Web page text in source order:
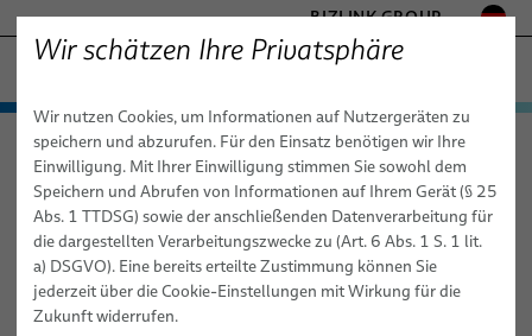
BIZLINK GROUP
− ENGINEERED SOLUTIONS
FABRIKAUTOMATION & MASCHINENBAU
MARINE
MOBILITÄT
HALBLEITERTECHNIK
TELECOM & NETWORKING
SILICONE CABLE SOLUTIONS
Produkte & Dienstleistungen
Medizinkabel
Kundenspezifische Kabelmeterware
Standard- & Spezial-Kupferkabel
Faser-Optik-Kabel
Kabelsysteme für Medizintechnik
Kabelbäume & -systeme
Kundenspezifische Medizinkabel
Medizintechnische Systeme
Medizinische Robotik
Dienstleistungen
Anwendungen
Diagnostische Bildgebung
Röntgen
Mammographie
Endoskopie
Inner Body
Vertriebsnetz
News
Über uns
Gesundheitswesen Suche
Suche
Wir schätzen Ihre Privatsphäre
Wir nutzen Cookies, um Informationen auf Nutzergeräten zu
speichern und abzurufen. Für den Einsatz benötigen wir Ihre
Einwilligung. Mit Ihrer Einwilligung stimmen Sie sowohl dem
Speichern und Abrufen von Informationen auf Ihrem Gerät (§ 25
Abs. 1 TTDSG) sowie der anschließenden Datenverarbeitung für
die dargestellten Verarbeitungszwecke zu (Art. 6 Abs. 1 S. 1 lit.
a) DSGVO). Eine bereits erteilte Zustimmung können Sie
jederzeit über die Cookie-Einstellungen mit Wirkung für die
Zukunft widerrufen.